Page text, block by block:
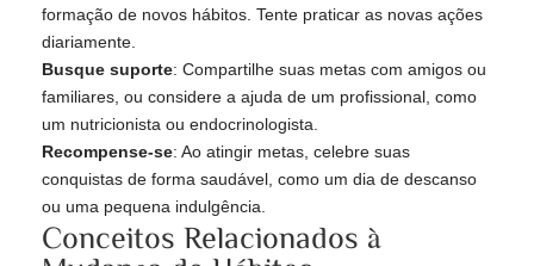
formação de novos hábitos. Tente praticar as novas ações
diariamente.
Busque suporte: Compartilhe suas metas com amigos ou
familiares, ou considere a ajuda de um profissional, como
um nutricionista ou endocrinologista.
Recompense-se: Ao atingir metas, celebre suas
conquistas de forma saudável, como um dia de descanso
ou uma pequena indulgência.
Conceitos Relacionados à